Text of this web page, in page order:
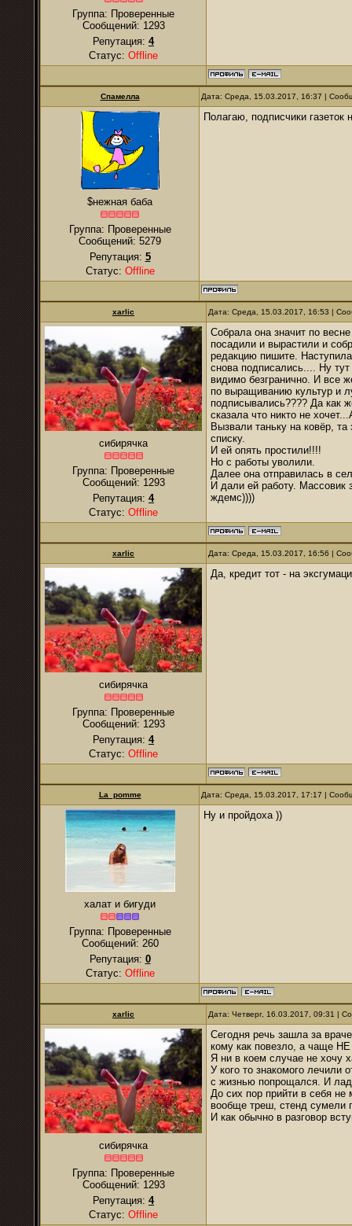
Группа: Проверенные
Сообщений: 1293
Репутация: 4
Статус: Offline
Спамелла Дата: Среда, 15.03.2017, 16:37 |
$нежная баба
Группа: Проверенные
Сообщений: 5279
Репутация: 5
Статус: Offline
Полагаю, подписчики газеток
xarlic Дата: Среда, 15.03.2017, 16:53 |
сибирячка
Группа: Проверенные
Сообщений: 1293
Репутация: 4
Статус: Offline
Собрала она значит по
посадили и вырастили и
редакцию пишите.
снова подписались.... Ну
видимо безгранично. И все
по выращиванию культур и
подписывались???? Да как
сказала что никто не
Вызвали таньку на ковёр,
списку.
И ей опять простили!!!!
Но с работы уволили.
Далее она отправилась в
И дали ей работу. Массовик
ждемс))))
xarlic Дата: Среда, 15.03.2017, 16:56 |
сибирячка
Группа: Проверенные
Сообщений: 1293
Репутация: 4
Статус: Offline
Да, кредит тот - на
La_pomme Дата: Среда, 15.03.2017, 17:17 |
халат и бигуди
Группа: Проверенные
Сообщений: 260
Репутация: 0
Статус: Offline
Ну и пройдоха ))
xarlic Дата: Четверг, 16.03.2017, 09:31 |
сибирячка
Группа: Проверенные
Сообщений: 1293
Репутация: 4
Статус: Offline
Сегодня речь зашла за
кому как повезло, а чаще
Я ни в коем случае не хочу
У кого то знакомого лечили
с жизнью попрощался. И
До сих пор прийти в себя не
вообще треш, стенд сумели
И как обычно в разговор